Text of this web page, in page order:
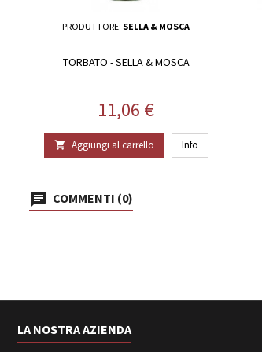
PRODUTTORE: SELLA & MOSCA
TORBATO - SELLA & MOSCA
Prezzo
11,06 €
 Aggiungi al carrello Info
COMMENTI (0)
LA NOSTRA AZIENDA